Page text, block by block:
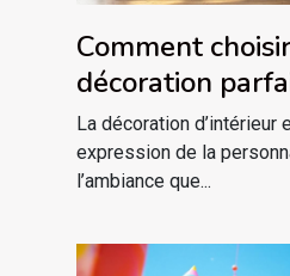
Comment
décoration
intérieur ?
La décoration d’intérieur
expression de la
l’ambiance que...